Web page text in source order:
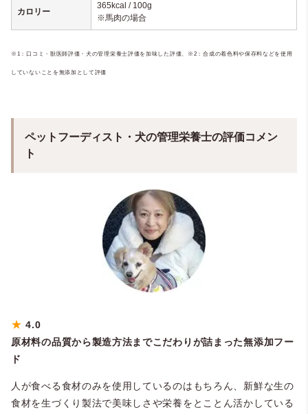
カロリー
365kcal / 100g
※馬肉の場合
※1：口コミ・獣医師評価・犬の管理栄養士評価を加味した評価、 ※2：合成の着色料や保存料などを使用
していないことを無添加として評価
ペットフーディスト・犬の管理栄養士の評価コメン
ト
★4.0
原材料の品質から製造方法までこだわりが詰まった無添加フー
ド
人が食べる食材のみを使用しているのはもちろん、新鮮な生の
食材を生づくり製法で美味しさや栄養をとことん活かしている